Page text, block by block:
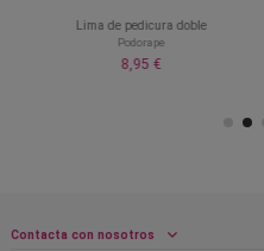
Lima de pedicura doble
Podorape
8,95 €
Contacta con nosotros